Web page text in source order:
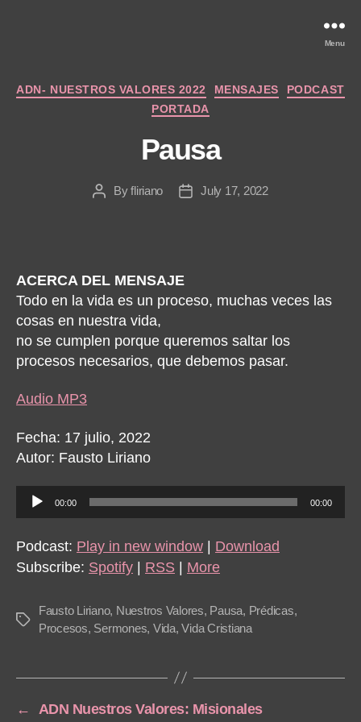
Menu
Categories
ADN- NUESTROS VALORES 2022 MENSAJES
PODCAST
PORTADA
Pausa
PostByfliriano
PostJuly 17, 2022
ACERCA DEL MENSAJE
Todo en la vida es un proceso, muchas veces las
cosas en nuestra vida,
no se cumplen porque queremos saltar los
procesos necesarios, que debemos pasar.
Audio MP3
Fecha: 17 julio, 2022
Autor: Fausto Liriano
u
d
i
l
r
00:00 00:00
Podcast: Play in new window | Download
Subscribe: Spotify | RSS | More
Tags
Fausto Liriano, Nuestros Valores, Pausa, Prédicas,
Procesos, Sermones, Vida,Vida Cristiana
← ADN Nuestros Valores: Misionales